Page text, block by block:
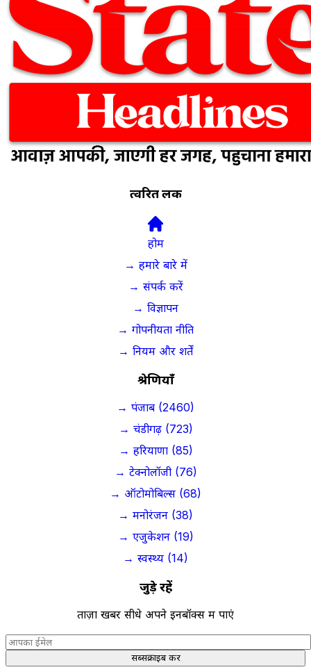
त्वरित लिंक
होम
→ हमारे बारे में
→ संपर्क करें
→ विज्ञापन
→ गोपनीयता नीति
→ नियम और शर्तें
श्रेणियाँ
→ पंजाब (2460)
→ चंडीगढ़ (723)
→ हरियाणा (85)
→ टेक्नोलॉजी (76)
→ ऑटोमोबिल्स (68)
→ मनोरंजन (38)
→ एजुकेशन (19)
→ स्वस्थ्य (14)
जुड़े रहें
ताज़ा खबरें सीधे अपने इनबॉक्स में पाएं
सब्सक्राइब करें